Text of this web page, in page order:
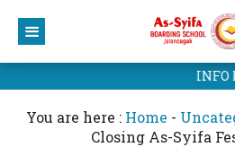
Profil
INFO
You are here : Home -
Closing As-Syifa